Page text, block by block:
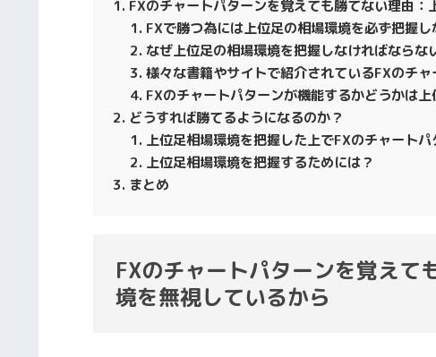
FXのチャートパターンを覚えても勝てない理由
FXで勝つ為には上位足の相場環境を必ず把握
なぜ上位足の相場環境を把握しなければならな
様々な書籍やサイトで紹介されているFXのチ
FXのチャートパターンが機能するかどうかは
どうすれば勝てるようになるのか？
上位足相場環境を把握した上でFXのチャート
上位足相場環境を把握するためには？
まとめ
FXのチャートパターンを覚えて
境を無視しているから